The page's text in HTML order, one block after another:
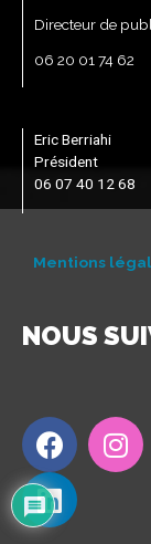
Directeur de
06 20 01 74 62
Eric Berriahi
Président
06 07 40 12 68
Mentions
NOUS